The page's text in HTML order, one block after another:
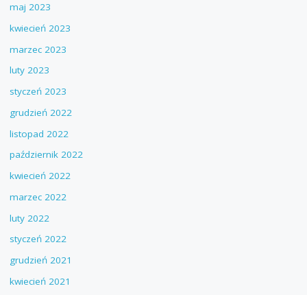
maj 2023
kwiecień 2023
marzec 2023
luty 2023
styczeń 2023
grudzień 2022
listopad 2022
październik 2022
kwiecień 2022
marzec 2022
luty 2022
styczeń 2022
grudzień 2021
kwiecień 2021